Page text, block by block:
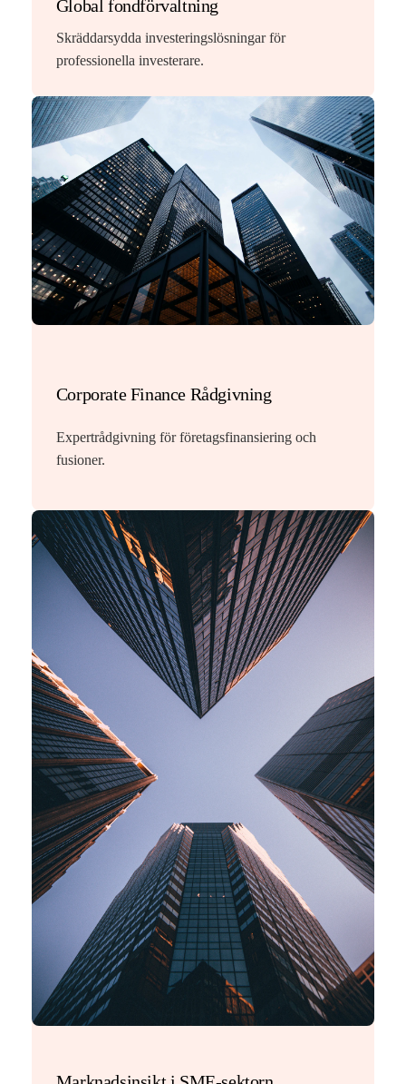
Global fondförvaltning
Skräddarsydda investeringslösningar för
professionella investerare.
Corporate Finance Rådgivning
Expertrådgivning för företagsfinansiering och
fusioner.